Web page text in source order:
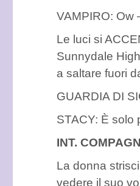
VAMPIRO:
Le luci si
Sunnydale
a saltare fuori
GUARDIA DI
STACY: È
INT.
La donna
vedere il suo